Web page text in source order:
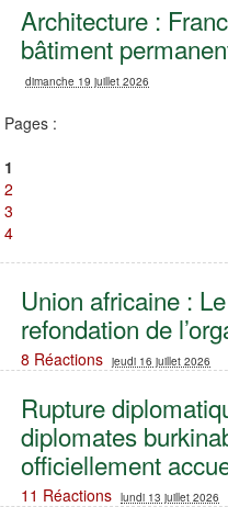
‎Architecture :
bâtiment
dimanche 19 juillet 2026
Union africaine :
refondation de
8 Réactions jeudi 16 juillet 2026
Rupture
diplomates
officiellement
11 Réactions lundi 13 juillet 2026
Pages :
1
2
3
4